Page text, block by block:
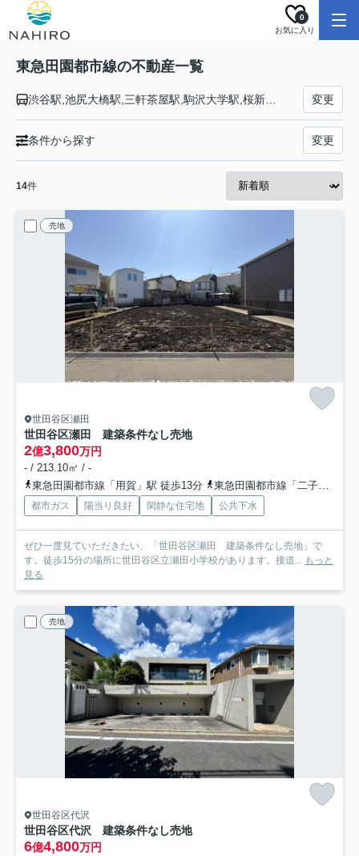
お気に入り
0
東急田園都市線の不動産一覧
変更
条件から探す 変更
14件
売地
世田谷区瀬田
世田谷区瀬田 建築条件なし売地
2億3,800万円
- / 213.10㎡ / -
東急田園都市線「用賀」駅 徒歩13分
東急田園都市線「二子玉川」駅 徒歩23分
都市ガス 陽当り良好 閑静な住宅地 公共下水
ぜひ一度見ていただきたい、「世田谷区瀬田 建築条件なし売地」で
す。徒歩15分の場所に世田谷区立瀬田小学校があります。接道... もっと
見る
売地
世田谷区代沢
世田谷区代沢 建築条件なし売地
6億4,800万円